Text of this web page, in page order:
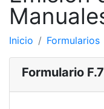
Inicio Formularios
Formulario